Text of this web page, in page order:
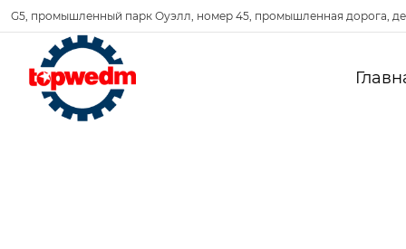
G5, промышленный парк Оуэлл, номер 45, промышленная дорога,